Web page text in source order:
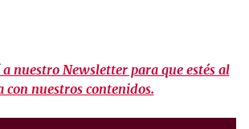
nuestro Newsletter para que estés al
con nuestros contenidos.